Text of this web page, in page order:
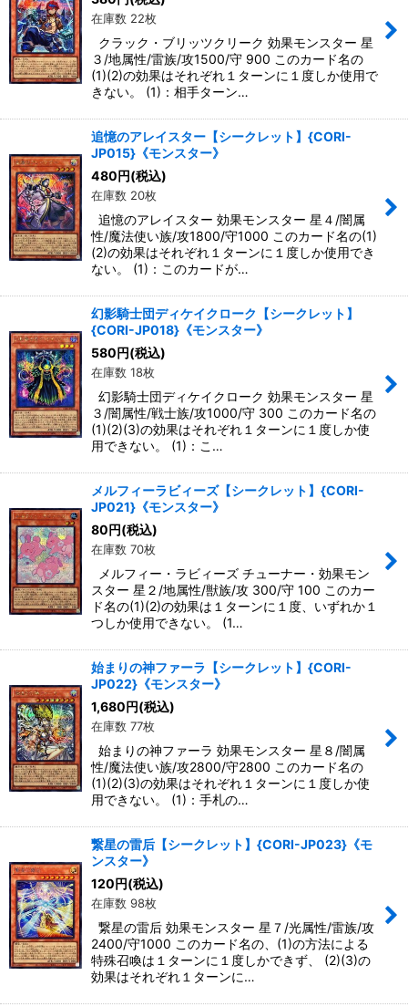
在庫数 22枚
クラック・ブリッツクリーク 効果モンスター 星
３/地属性/雷族/攻1500/守 900 このカード名の
(1)(2)の効果はそれぞれ１ターンに１度しか使用で
きない。 (1)：相手ターン…
追憶のアレイスター【シークレット】{CORI-
JP015}《モンスター》
480円(税込)
在庫数 20枚
追憶のアレイスター 効果モンスター 星４/闇属
性/魔法使い族/攻1800/守1000 このカード名の(1)
(2)の効果はそれぞれ１ターンに１度しか使用でき
ない。 (1)：このカードが…
幻影騎士団ディケイクローク【シークレット】
{CORI-JP018}《モンスター》
580円(税込)
在庫数 18枚
幻影騎士団ディケイクローク 効果モンスター 星
３/闇属性/戦士族/攻1000/守 300 このカード名の
(1)(2)(3)の効果はそれぞれ１ターンに１度しか使
用できない。 (1)：こ…
メルフィーラビィーズ【シークレット】{CORI-
JP021}《モンスター》
80円(税込)
在庫数 70枚
メルフィー・ラビィーズ チューナー・効果モン
スター 星２/地属性/獣族/攻 300/守 100 このカー
ド名の(1)(2)の効果は１ターンに１度、いずれか１
つしか使用できない。 (1…
始まりの神ファーラ【シークレット】{CORI-
JP022}《モンスター》
1,680円(税込)
在庫数 77枚
始まりの神ファーラ 効果モンスター 星８/闇属
性/魔法使い族/攻2800/守2800 このカード名の
(1)(2)(3)の効果はそれぞれ１ターンに１度しか使
用できない。 (1)：手札の…
繋星の雷后【シークレット】{CORI-JP023}《モ
ンスター》
120円(税込)
在庫数 98枚
繋星の雷后 効果モンスター 星７/光属性/雷族/攻
2400/守1000 このカード名の、(1)の方法による
特殊召喚は１ターンに１度しかできず、 (2)(3)の
効果はそれぞれ１ターンに…